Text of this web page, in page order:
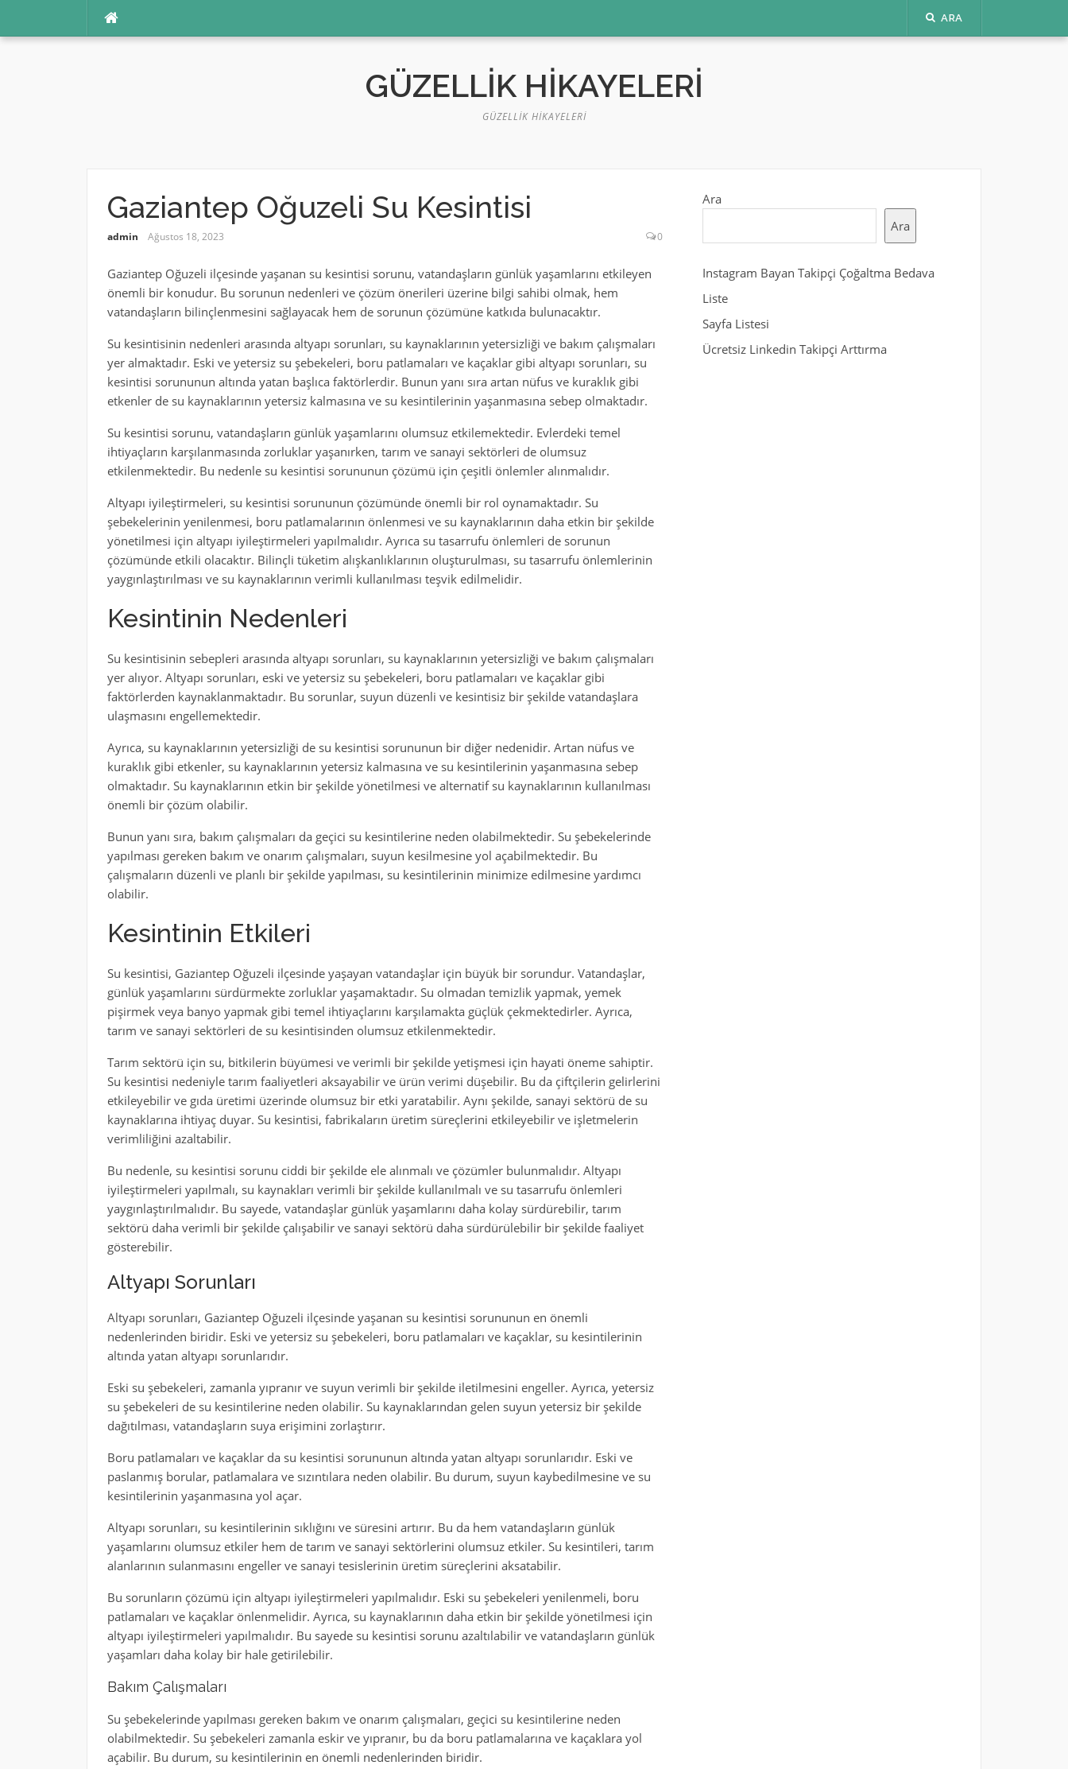
ARA
GÜZELLIK HIKAYELERI
GÜZELLIK HIKAYELERI
Gaziantep Oğuzeli Su Kesintisi
admin Ağustos 18, 2023 0
Gaziantep Oğuzeli ilçesinde yaşanan su kesintisi sorunu, vatandaşların günlük yaşamlarını etkileyen
önemli bir konudur. Bu sorunun nedenleri ve çözüm önerileri üzerine bilgi sahibi olmak, hem
vatandaşların bilinçlenmesini sağlayacak hem de sorunun çözümüne katkıda bulunacaktır.
Su kesintisinin nedenleri arasında altyapı sorunları, su kaynaklarının yetersizliği ve bakım çalışmaları
yer almaktadır. Eski ve yetersiz su şebekeleri, boru patlamaları ve kaçaklar gibi altyapı sorunları, su
kesintisi sorununun altında yatan başlıca faktörlerdir. Bunun yanı sıra artan nüfus ve kuraklık gibi
etkenler de su kaynaklarının yetersiz kalmasına ve su kesintilerinin yaşanmasına sebep olmaktadır.
Su kesintisi sorunu, vatandaşların günlük yaşamlarını olumsuz etkilemektedir. Evlerdeki temel
ihtiyaçların karşılanmasında zorluklar yaşanırken, tarım ve sanayi sektörleri de olumsuz
etkilenmektedir. Bu nedenle su kesintisi sorununun çözümü için çeşitli önlemler alınmalıdır.
Altyapı iyileştirmeleri, su kesintisi sorununun çözümünde önemli bir rol oynamaktadır. Su
şebekelerinin yenilenmesi, boru patlamalarının önlenmesi ve su kaynaklarının daha etkin bir şekilde
yönetilmesi için altyapı iyileştirmeleri yapılmalıdır. Ayrıca su tasarrufu önlemleri de sorunun
çözümünde etkili olacaktır. Bilinçli tüketim alışkanlıklarının oluşturulması, su tasarrufu önlemlerinin
yaygınlaştırılması ve su kaynaklarının verimli kullanılması teşvik edilmelidir.
Kesintinin Nedenleri
Su kesintisinin sebepleri arasında altyapı sorunları, su kaynaklarının yetersizliği ve bakım çalışmaları
yer alıyor. Altyapı sorunları, eski ve yetersiz su şebekeleri, boru patlamaları ve kaçaklar gibi
faktörlerden kaynaklanmaktadır. Bu sorunlar, suyun düzenli ve kesintisiz bir şekilde vatandaşlara
ulaşmasını engellemektedir.
Ayrıca, su kaynaklarının yetersizliği de su kesintisi sorununun bir diğer nedenidir. Artan nüfus ve
kuraklık gibi etkenler, su kaynaklarının yetersiz kalmasına ve su kesintilerinin yaşanmasına sebep
olmaktadır. Su kaynaklarının etkin bir şekilde yönetilmesi ve alternatif su kaynaklarının kullanılması
önemli bir çözüm olabilir.
Bunun yanı sıra, bakım çalışmaları da geçici su kesintilerine neden olabilmektedir. Su şebekelerinde
yapılması gereken bakım ve onarım çalışmaları, suyun kesilmesine yol açabilmektedir. Bu
çalışmaların düzenli ve planlı bir şekilde yapılması, su kesintilerinin minimize edilmesine yardımcı
olabilir.
Kesintinin Etkileri
Su kesintisi, Gaziantep Oğuzeli ilçesinde yaşayan vatandaşlar için büyük bir sorundur. Vatandaşlar,
günlük yaşamlarını sürdürmekte zorluklar yaşamaktadır. Su olmadan temizlik yapmak, yemek
pişirmek veya banyo yapmak gibi temel ihtiyaçlarını karşılamakta güçlük çekmektedirler. Ayrıca,
tarım ve sanayi sektörleri de su kesintisinden olumsuz etkilenmektedir.
Tarım sektörü için su, bitkilerin büyümesi ve verimli bir şekilde yetişmesi için hayati öneme sahiptir.
Su kesintisi nedeniyle tarım faaliyetleri aksayabilir ve ürün verimi düşebilir. Bu da çiftçilerin gelirlerini
etkileyebilir ve gıda üretimi üzerinde olumsuz bir etki yaratabilir. Aynı şekilde, sanayi sektörü de su
kaynaklarına ihtiyaç duyar. Su kesintisi, fabrikaların üretim süreçlerini etkileyebilir ve işletmelerin
verimliliğini azaltabilir.
Bu nedenle, su kesintisi sorunu ciddi bir şekilde ele alınmalı ve çözümler bulunmalıdır. Altyapı
iyileştirmeleri yapılmalı, su kaynakları verimli bir şekilde kullanılmalı ve su tasarrufu önlemleri
yaygınlaştırılmalıdır. Bu sayede, vatandaşlar günlük yaşamlarını daha kolay sürdürebilir, tarım
sektörü daha verimli bir şekilde çalışabilir ve sanayi sektörü daha sürdürülebilir bir şekilde faaliyet
gösterebilir.
Altyapı Sorunları
Altyapı sorunları, Gaziantep Oğuzeli ilçesinde yaşanan su kesintisi sorununun en önemli
nedenlerinden biridir. Eski ve yetersiz su şebekeleri, boru patlamaları ve kaçaklar, su kesintilerinin
altında yatan altyapı sorunlarıdır.
Eski su şebekeleri, zamanla yıpranır ve suyun verimli bir şekilde iletilmesini engeller. Ayrıca, yetersiz
su şebekeleri de su kesintilerine neden olabilir. Su kaynaklarından gelen suyun yetersiz bir şekilde
dağıtılması, vatandaşların suya erişimini zorlaştırır.
Boru patlamaları ve kaçaklar da su kesintisi sorununun altında yatan altyapı sorunlarıdır. Eski ve
paslanmış borular, patlamalara ve sızıntılara neden olabilir. Bu durum, suyun kaybedilmesine ve su
kesintilerinin yaşanmasına yol açar.
Altyapı sorunları, su kesintilerinin sıklığını ve süresini artırır. Bu da hem vatandaşların günlük
yaşamlarını olumsuz etkiler hem de tarım ve sanayi sektörlerini olumsuz etkiler. Su kesintileri, tarım
alanlarının sulanmasını engeller ve sanayi tesislerinin üretim süreçlerini aksatabilir.
Bu sorunların çözümü için altyapı iyileştirmeleri yapılmalıdır. Eski su şebekeleri yenilenmeli, boru
patlamaları ve kaçaklar önlenmelidir. Ayrıca, su kaynaklarının daha etkin bir şekilde yönetilmesi için
altyapı iyileştirmeleri yapılmalıdır. Bu sayede su kesintisi sorunu azaltılabilir ve vatandaşların günlük
yaşamları daha kolay bir hale getirilebilir.
Bakım Çalışmaları
Su şebekelerinde yapılması gereken bakım ve onarım çalışmaları, geçici su kesintilerine neden
olabilmektedir. Su şebekeleri zamanla eskir ve yıpranır, bu da boru patlamalarına ve kaçaklara yol
açabilir. Bu durum, su kesintilerinin en önemli nedenlerinden biridir.
Ara
Ara
Instagram Bayan Takipçi Çoğaltma Bedava
Liste
Sayfa Listesi
Ücretsiz Linkedin Takipçi Arttırma